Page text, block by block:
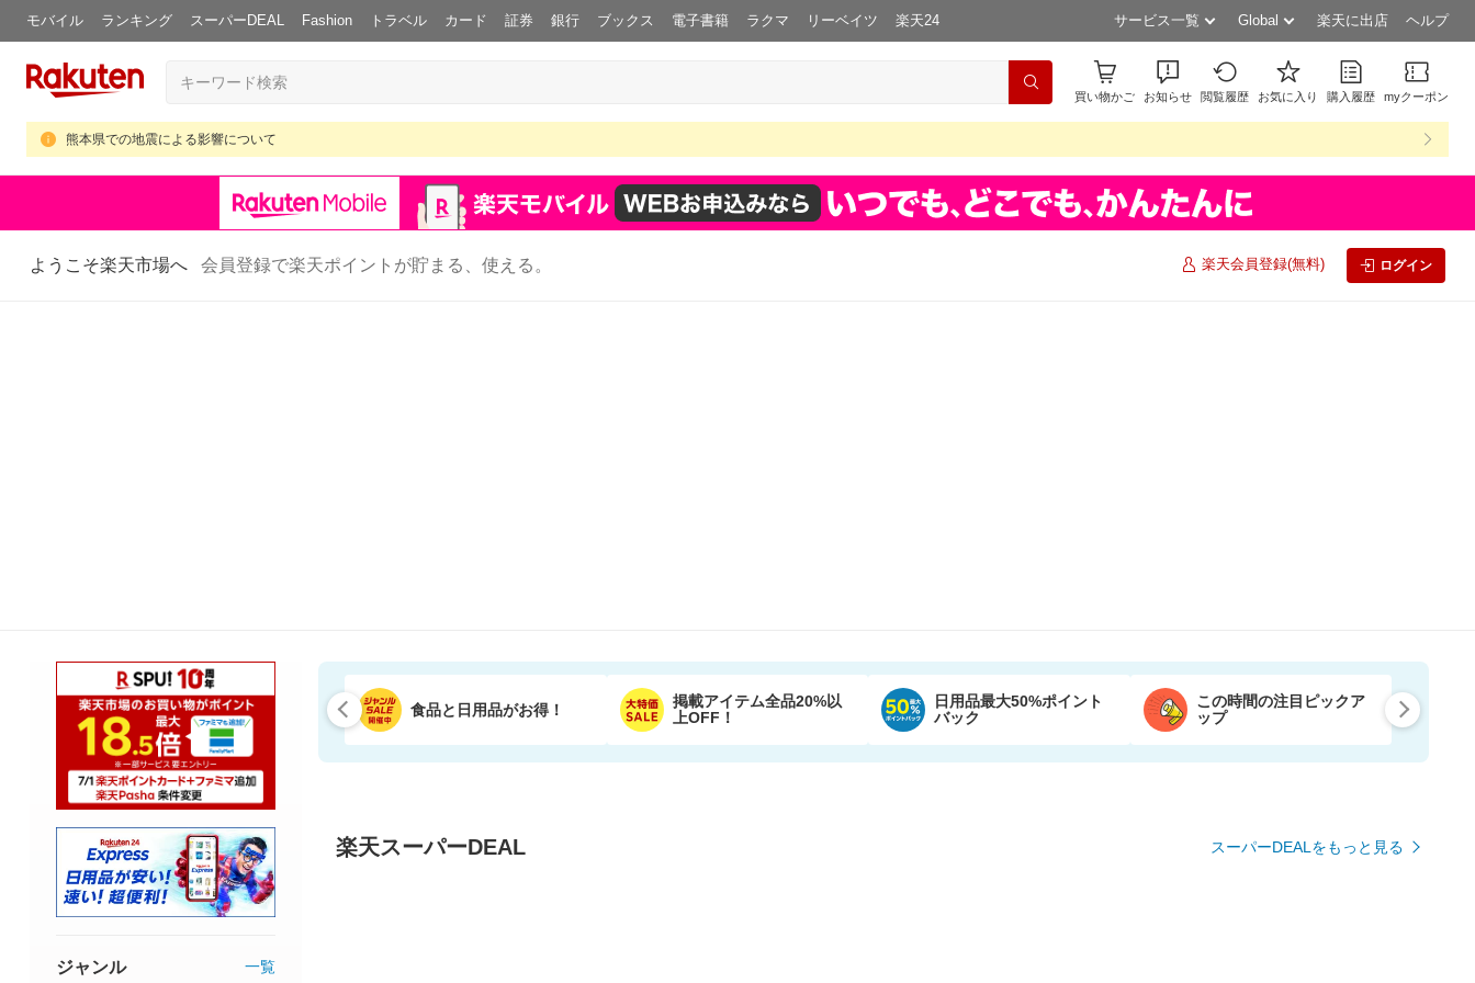
モバイル ランキング スーパーDEAL Fashion トラベル カード 証券 銀行 ブックス 電子書籍 ラクマ リーベイツ 楽天24 サービス一覧 Global 楽天に出店 ヘルプ
買い物かご お知らせ 閲覧履歴 お気に入り 購入履歴 myクーポン
熊本県での地震による影響について
ようこそ楽天市場へ 会員登録で楽天ポイントが貯まる、使える。 楽天会員登録(無料) ログイン
食品と日用品がお得！
掲載アイテム全品20%以
上OFF！
日用品最大50%ポイント
バック
この時間の注目ピックア
ップ
楽天スーパーDEAL スーパーDEALをもっと見る
ジャンル 一覧